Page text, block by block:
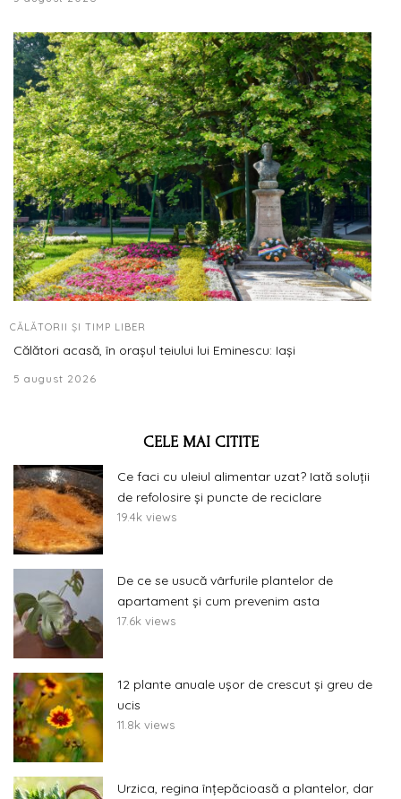
CĂLĂTORII ȘI TIMP LIBER
Călători acasă, în orașul teiului lui Eminescu: Iași
5 august 2026
CELE MAI CITITE
Ce faci cu uleiul alimentar uzat? Iată soluții
de refolosire și puncte de reciclare
19.4k views
De ce se usucă vârfurile plantelor de
apartament și cum prevenim asta
17.6k views
12 plante anuale ușor de crescut și greu de
ucis
11.8k views
Urzica, regina înțepăcioasă a plantelor, dar